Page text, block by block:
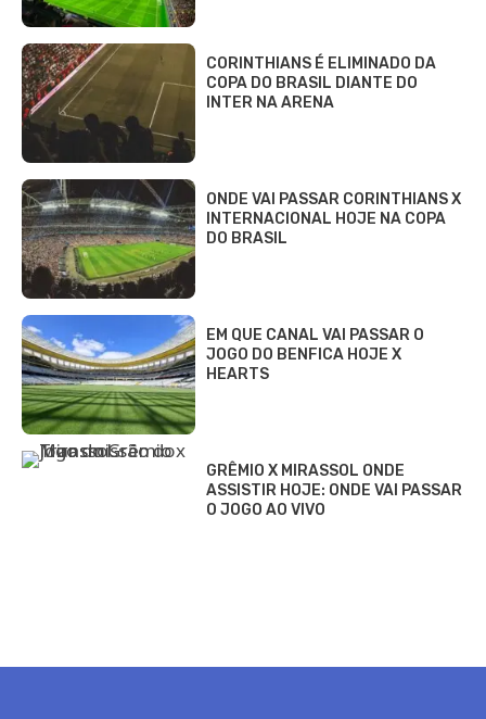
CORINTHIANS É ELIMINADO DA
COPA DO BRASIL DIANTE DO
INTER NA ARENA
ONDE VAI PASSAR CORINTHIANS X
INTERNACIONAL HOJE NA COPA
DO BRASIL
EM QUE CANAL VAI PASSAR O
JOGO DO BENFICA HOJE X
HEARTS
GRÊMIO X MIRASSOL ONDE
ASSISTIR HOJE: ONDE VAI PASSAR
O JOGO AO VIVO